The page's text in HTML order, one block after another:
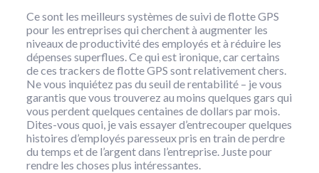
Ce sont les meilleurs systèmes de suivi de flotte GPS
pour les entreprises qui cherchent à augmenter les
niveaux de productivité des employés et à réduire les
dépenses superflues. Ce qui est ironique, car certains
de ces trackers de flotte GPS sont relativement chers.
Ne vous inquiétez pas du seuil de rentabilité – je vous
garantis que vous trouverez au moins quelques gars qui
vous perdent quelques centaines de dollars par mois.
Dites-vous quoi, je vais essayer d’entrecouper quelques
histoires d’employés paresseux pris en train de perdre
du temps et de l’argent dans l’entreprise. Juste pour
rendre les choses plus intéressantes.